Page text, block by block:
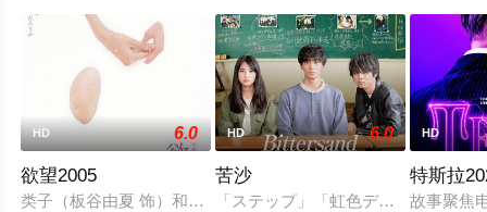
HD 6.0
欲望2005
类子（板谷由夏 饰）和阿佐绪（高冈早纪 饰）是学生时代的好
HD 6.0
苦沙
「ステップ」「虹色デイズ」など
HD
特斯拉
故事聚焦